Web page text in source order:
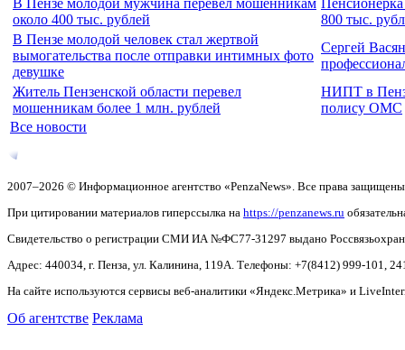
около 400 тыс. рублей
800 тыс.
В Пензе молодой человек стал жертвой
вымогательства после отправки интимных фото
девушке
Сергей
Житель Пензенской области перевел
мошенникам более 1 млн. рублей
НИПТ в
полису ОМС
Все новости
2007–2026 © Информационное агентство «PenzaNews». Все права
При цитировании материалов гиперссылка на https://penzanews.ru
Свидетельство о регистрации СМИ ИА №ФС77-31297 выдано
Адрес: 440034, г. Пенза, ул. Калинина, 119А. Телефоны: +7(8412) 999-101,
На сайте используются сервисы веб-аналитики «Яндекс.Метрика» и
Об агентстве Реклама